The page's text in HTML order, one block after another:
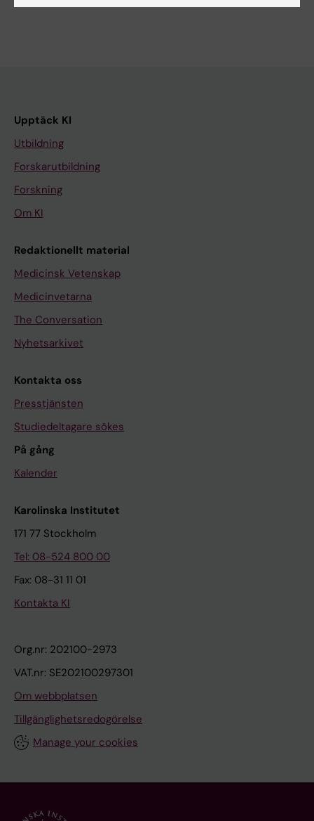
Upptäck KI
Utbildning
Forskarutbildning
Forskning
Om KI
Redaktionellt material
Medicinsk Vetenskap
Medicinvetarna
The Conversation
Nyhetsarkivet
Kontakta oss
Presstjänsten
Studiedeltagare sökes
På gång
Kalender
Karolinska Institutet
171 77 Stockholm
Tel: 08-524 800 00
Fax: 08-31 11 01
Kontakta KI
Org.nr: 202100-2973
VAT.nr: SE202100297301
Om webbplatsen
Tillgänglighetsredogörelse
Manage your cookies